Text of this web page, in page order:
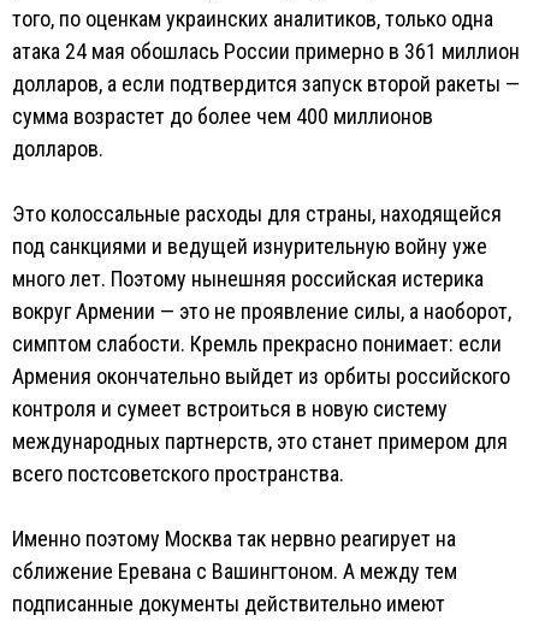
того, по оценкам украинских аналитиков, только одна
атака 24 мая обошлась России примерно в 361 миллион
долларов, а если подтвердится запуск второй ракеты —
сумма возрастет до более чем 400 миллионов
долларов.
Это колоссальные расходы для страны, находящейся
под санкциями и ведущей изнурительную войну уже
много лет. Поэтому нынешняя российская истерика
вокруг Армении — это не проявление силы, а наоборот,
симптом слабости. Кремль прекрасно понимает: если
Армения окончательно выйдет из орбиты российского
контроля и сумеет встроиться в новую систему
международных партнерств, это станет примером для
всего постсоветского пространства.
Именно поэтому Москва так нервно реагирует на
сближение Еревана с Вашингтоном. А между тем
подписанные документы действительно имеют